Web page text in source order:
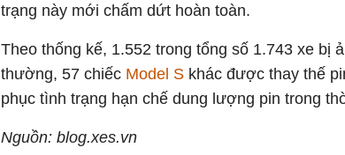
trạng này mới chấm dứt hoàn toàn.
Theo thống kế, 1.552 trong tổng số 1.743 xe bị
thường, 57 chiếc Model S khác được thay thế
phục tình trạng hạn chế dung lượng pin trong
Nguồn: blog.xes.vn